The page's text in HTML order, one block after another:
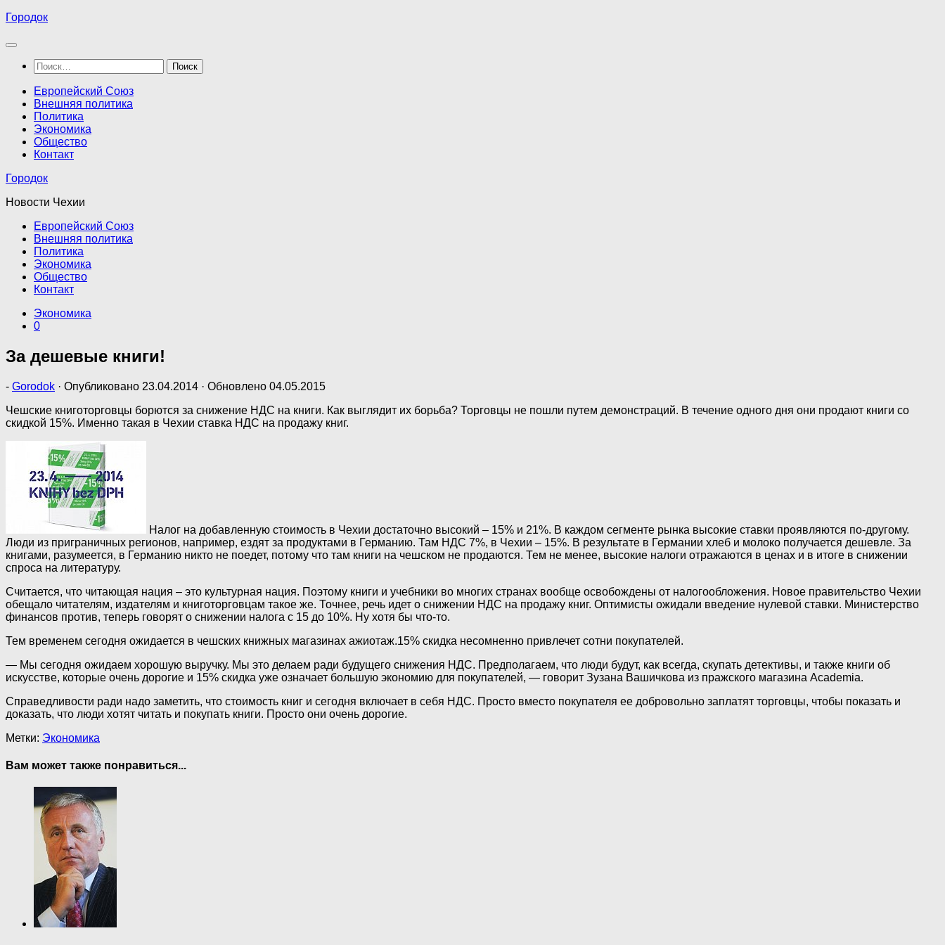
Перейти
содержимому
Городок
Найти:
Европейский Союз
Внешняя политика
Политика
Экономика
Общество
Контакт
Городок
Новости Чехии
Европейский Союз
Внешняя политика
Политика
Экономика
Общество
Контакт
Экономика
0
За дешевые книги!
- Gorodok · Опубликовано 23.04.2014 · Обновлено 04.05.2015
Чешские книготорговцы борются за снижение НДС на книги. Как выглядит их борьба? Торговцы не пошли путем демонстраций. В течение одного дня они продают книги со
скидкой 15%. Именно такая в Чехии ставка НДС на продажу книг.
Налог на добавленную стоимость в Чехии достаточно высокий – 15% и 21%. В каждом сегменте рынка высокие ставки проявляются по-другому.
Люди из приграничных регионов, например, ездят за продуктами в Германию. Там НДС 7%, в Чехии – 15%. В результате в Германии хлеб и молоко получается дешевле. За
книгами, разумеется, в Германию никто не поедет, потому что там книги на чешском не продаются. Тем не менее, высокие налоги отражаются в ценах и в итоге в снижении
спроса на литературу.
Считается, что читающая нация – это культурная нация. Поэтому книги и учебники во многих странах вообще освобождены от налогообложения. Новое правительство Чехии
обещало читателям, издателям и книготорговцам такое же. Точнее, речь идет о снижении НДС на продажу книг. Оптимисты ожидали введение нулевой ставки. Министерство
финансов против, теперь говорят о снижении налога c 15 до 10%. Ну хотя бы что-то.
Тем временем сегодня ожидается в чешских книжных магазинах ажиотаж.15% скидка несомненно привлечет сотни покупателей.
— Мы сегодня ожидаем хорошую выручку. Мы это делаем ради будущего снижения НДС. Предполагаем, что люди будут, как всегда, скупать детективы, и также книги об
искусстве, которые очень дорогие и 15% скидка уже означает большую экономию для покупателей, — говорит Зузана Вашичкова из пражского магазина Academia.
Справедливости ради надо заметить, что стоимость книг и сегодня включает в себя НДС. Просто вместо покупателя ее добровольно заплатят торговцы, чтобы показать и
доказать, что люди хотят читать и покупать книги. Просто они очень дорогие.
Метки: Экономика
Вам может также понравиться...